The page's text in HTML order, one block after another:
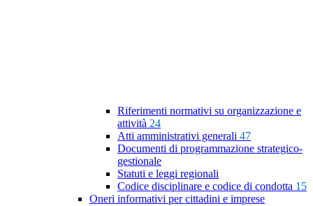
Riferimenti normativi su organizzazione e
attività 24
Atti amministrativi generali 47
Documenti di programmazione strategico-
gestionale
Statuti e leggi regionali
Codice disciplinare e codice di condotta 15
Oneri informativi per cittadini e imprese